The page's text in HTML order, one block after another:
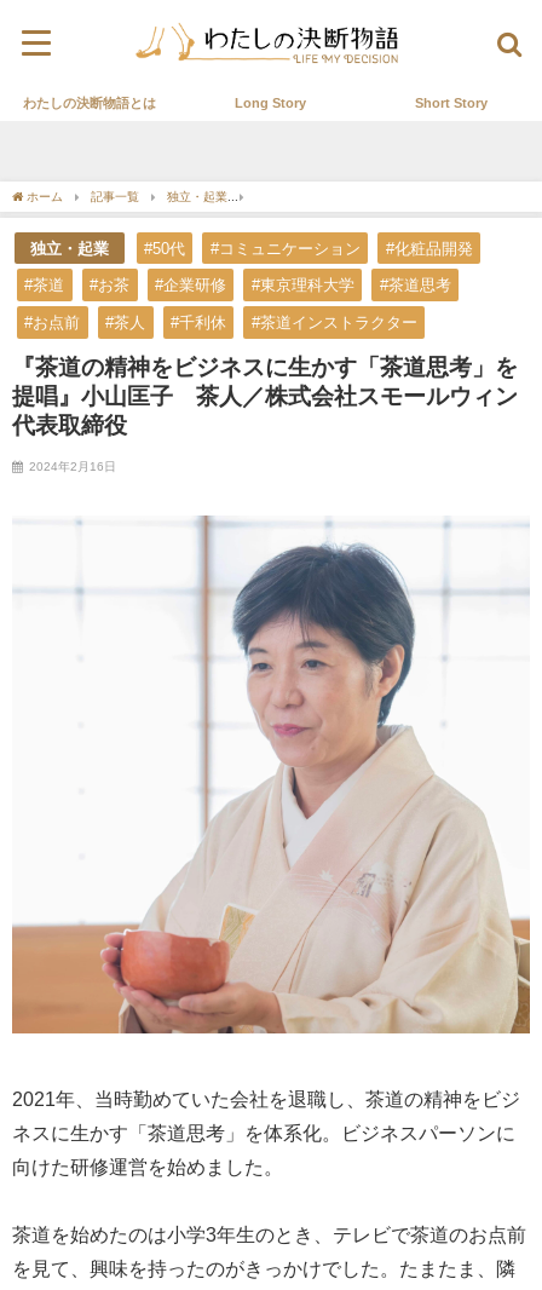
わたしの決断物語とは Long Story Short Story
ホーム 記事一覧 独立・起業
独立・起業 #50代 #コミュニケーション #化粧品開発
#茶道 #お茶 #企業研修 #東京理科大学 #茶道思考
#お点前 #茶人 #千利休 #茶道インストラクター
『茶道の精神をビジネスに生かす「茶道思考」を
提唱』小山匡子 茶人／株式会社スモールウィン
代表取締役
2024年2月16日
2021年、当時勤めていた会社を退職し、茶道の精神をビジ
ネスに生かす「茶道思考」を体系化。ビジネスパーソンに
向けた研修運営を始めました。
茶道を始めたのは小学3年生のとき、テレビで茶道のお点前
を見て、興味を持ったのがきっかけでした。たまたま、隣